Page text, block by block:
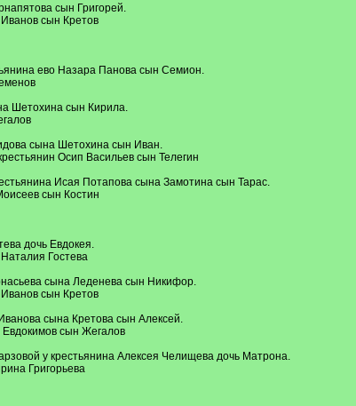
сын Григорей.
сын Кретов
ево Назара Панова сын Семион.
Шетохина сын Кирила.
сына Шетохина сын Иван.
Осип Васильев сын Телегин
Исая Потапова сына Замотина сын Тарас.
сын Костин
дочь Евдокея.
Гостева
сына Леденева сын Никифор.
сын Кретов
сына Кретова сын Алексей.
Евдокимов сын Жегалов
у крестьянина Алексея Челищева дочь Матрона.
Григорьева